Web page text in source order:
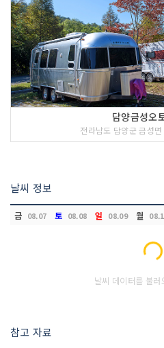
담양금성오
전라남도 담양군 금성
날씨 정보
금 08.07 토 08.08 일 08.09 월
날씨 데이터를 불러
참고 자료